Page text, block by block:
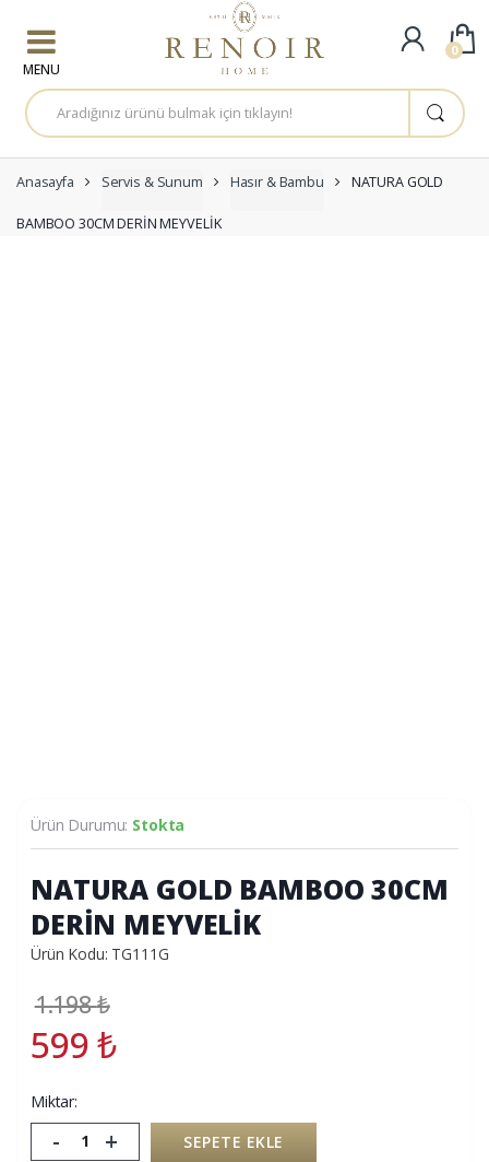
A
r
a
a
:
Anasayfa Servis & Sunum Hasır & Bambu NATURA GOLD
BAMBOO 30CM DERİN MEYVELİK
Ürün Durumu: Stokta
NATURA GOLD BAMBOO 30CM
DERİN MEYVELİK
Ürün Kodu: TG111G
1.198₺
599₺
Miktar:
- + SEPETE EKLE
0